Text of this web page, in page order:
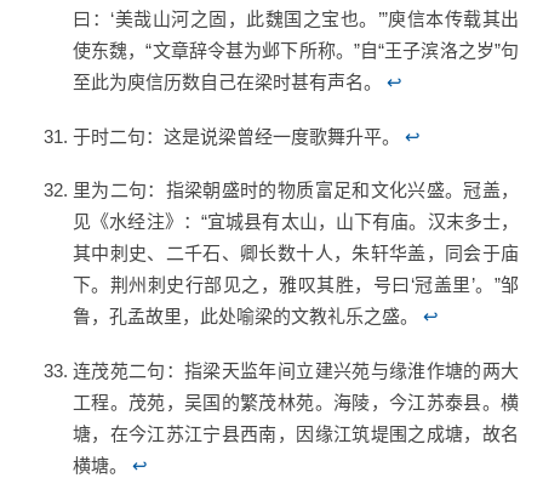
曰：‘美哉山河之固，此魏国之宝也。’”庾信本传载其出
使东魏，“文章辞令甚为邺下所称。”自“王子滨洛之岁”句
至此为庾信历数自己在梁时甚有声名。 ↩
于时二句：这是说梁曾经一度歌舞升平。 ↩
里为二句：指梁朝盛时的物质富足和文化兴盛。冠盖，
见《水经注》：“宜城县有太山，山下有庙。汉末多士，
其中刺史、二千石、卿长数十人，朱轩华盖，同会于庙
下。荆州刺史行部见之，雅叹其胜，号曰‘冠盖里’。”邹
鲁，孔孟故里，此处喻梁的文教礼乐之盛。 ↩
连茂苑二句：指梁天监年间立建兴苑与缘淮作塘的两大
工程。茂苑，吴国的繁茂林苑。海陵，今江苏泰县。横
塘，在今江苏江宁县西南，因缘江筑堤围之成塘，故名
横塘。 ↩